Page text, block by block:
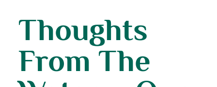
Thoughts
From The